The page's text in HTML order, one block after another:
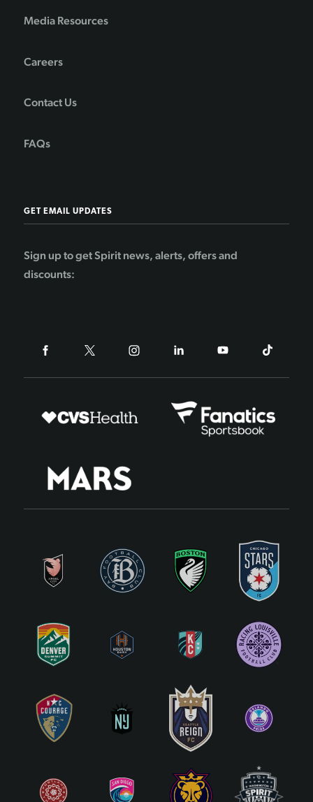
Media Resources
Careers
Contact Us
FAQs
GET EMAIL UPDATES
Sign up to get Spirit news, alerts, offers and
discounts: